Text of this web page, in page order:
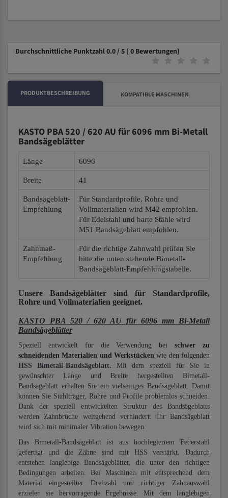
Durchschnittliche Punktzahl 0.0 / 5 ( 0 Bewertungen)
PRODUKTBESCHREIBUNG KOMPATIBLE MASCHINEN
KASTO PBA 520 / 620 AU für 6096 mm Bi-Metall
Bandsägeblätter
Länge 6096
Breite 41
Bandsägeblatt-
Empfehlung
Für Standardprofile, Rohre und
Vollmaterialien wird M42 empfohlen.
Für Edelstahl und harte Stähle wird
M51 Bandsägeblatt empfohlen.
Zahnmaß-
Empfehlung
Für die richtige Zahnwahl prüfen Sie
bitte die unten stehende Bimetall-
Bandsägeblatt-Empfehlungstabelle.
Unsere Bandsägeblätter sind für Standardprofile,
Rohre und Vollmaterialien geeignet.
KASTO PBA 520 / 620 AU für 6096 mm Bi-Metall
Bandsägeblätter
Speziell entwickelt für die Verwendung beischwer zu
schneidenden Materialien und Werkstücken wie den folgenden
HSS Bimetall-Bandsägeblatt. Mit dem speziell für Sie in
gewünschter Länge und Breite hergestellten Bimetall-
Bandsägeblatt erhalten Sie ein vielseitiges Bandsägeblatt. Damit
können Sie Stahlträger, Rohre und Profile problemlos schneiden.
Dank der speziell entwickelten Struktur des Bandsägeblatts
werden Zahnbrüche weitgehend verhindert. Ihr Bandsägeblatt
wird sich mit minimaler Vibration bewegen.
Das Bimetall-Bandsägeblatt ist aus hochlegiertem Federstahl
gefertigt und die Zähne sind mit HSS verstärkt. Dadurch
entstehen langlebige Bandsägeblätter, die unter den richtigen
Bedingungen arbeiten. Bei Maschinen mit entsprechend dem
Material eingestellter Drehzahl und richtiger Zahnauswahl
erzielen sie hervorragende Ergebnisse. Mit dem langlebigen